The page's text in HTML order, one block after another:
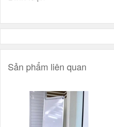
Sản phẩm liên quan